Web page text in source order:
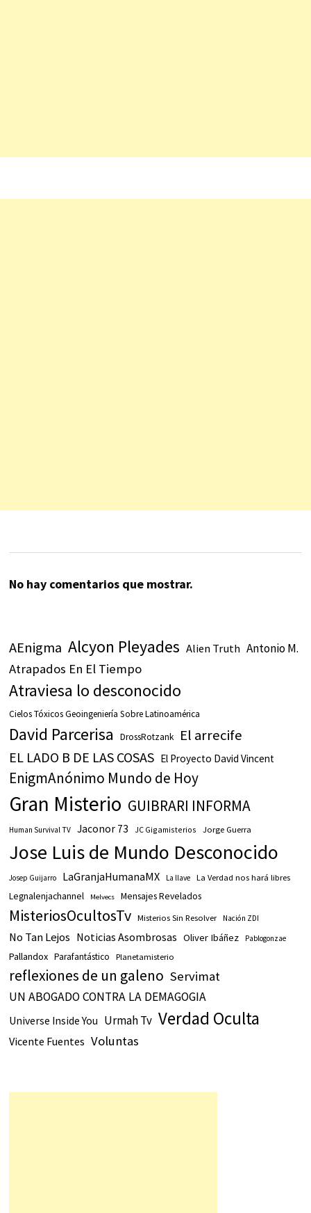
No hay comentarios que mostrar.
AEnigma Alcyon Pleyades Alien Truth Antonio M.
Atrapados En El Tiempo
Atraviesa lo desconocido
Cielos Tóxicos Geoingeniería Sobre Latinoamérica
David Parcerisa DrossRotzank El arrecife
EL LADO B DE LAS COSAS El Proyecto David Vincent
EnigmAnónimo Mundo de Hoy
Gran Misterio GUIBRARI INFORMA
Human Survival TV Jaconor 73 JC Gigamisterios Jorge Guerra
Jose Luis de Mundo Desconocido
Josep Guijarro LaGranjaHumanaMX La llave La Verdad nos hará libres
Legnalenjachannel Melvecs Mensajes Revelados
MisteriosOcultosTv Misterios Sin Resolver Nación ZDI
No Tan Lejos Noticias Asombrosas Oliver Ibáñez Pablogonzae
Pallandox Parafantástico Planetamisterio
reflexiones de un galeno Servimat
UN ABOGADO CONTRA LA DEMAGOGIA
Universe Inside You Urmah Tv Verdad Oculta
Vicente Fuentes Voluntas